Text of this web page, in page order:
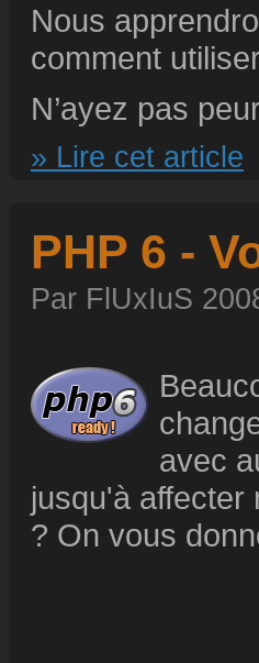
Nous
comment
N’ayez pas
» Lire cet article
PHP 6 -
Par FlUxIuS
avec
jusqu'à affecter
? On vous